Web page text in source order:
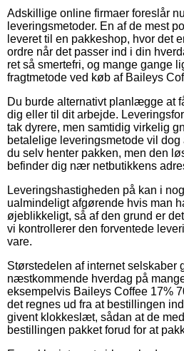
Adskillige online firmaer foreslår
leveringsmetoder. En af de mest
leveret til en pakkeshop, hvor det
ordre når det passer ind i din
ret så smertefri, og mange gange
fragtmetode ved køb af Baileys
Du burde alternativt planlægge at
dig eller til dit arbejde.
tak dyrere, men samtidig virkelig
betalelige leveringsmetode vil
du selv henter pakken, men den
befinder dig nær netbutikkens
Leveringshastigheden på kan i
ualmindeligt afgørende hvis man
øjeblikkeligt, så af den grund er
vi kontrollerer den forventede
vare.
Størstedelen af internet selskaber
næstkommende hverdag på
eksempelvis Baileys Coffee 17%
det regnes ud fra at bestillingen
givent klokkeslæt, sådan at de
bestillingen pakket forud for at